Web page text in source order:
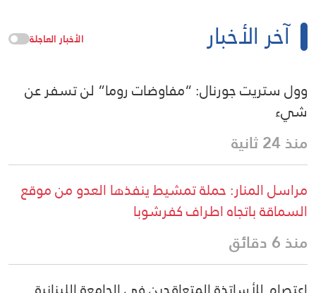
آخر الأخبار الأخبار العاجلة
وول ستريت جورنال: “مفاوضات روما” لن تسفر عن
شيء
منذ 24 ثانية
مراسل المنار: حملة تمشيط ينفذها العدو من موقع
السماقة باتجاه اطراف كفرشوبا
منذ 6 دقائق